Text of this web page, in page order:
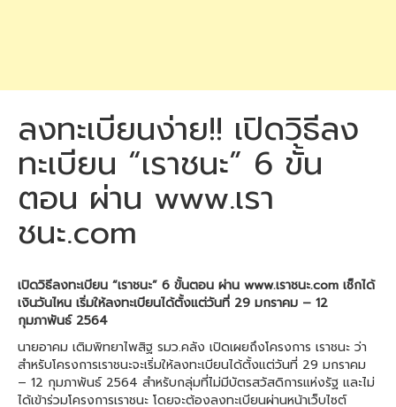
ลงทะเบียนง่าย!! เปิดวิธีลง
ทะเบียน “เราชนะ” 6 ขั้น
ตอน ผ่าน www.เรา
ชนะ.com
เปิดวิธีลงทะเบียน “เราชนะ” 6 ขั้นตอน ผ่าน www.เราชนะ.com เช็กได้
เงินวันไหน เริ่มให้ลงทะเบียนได้ตั้งแต่วันที่ 29 มกราคม – 12
กุมภาพันธ์ 2564
นายอาคม เติมพิทยาไพสิฐ รมว.คลัง เปิดเผยถึงโครงการ เราชนะ ว่า
สำหรับโครงการเราชนะจะเริ่มให้ลงทะเบียนได้ตั้งแต่วันที่ 29 มกราคม
– 12 กุมภาพันธ์ 2564 สำหรับกลุ่มที่ไม่มีบัตรสวัสดิการแห่งรัฐ และไม่
ได้เข้าร่วมโครงการเราชนะ โดยจะต้องลงทะเบียนผ่านหน้าเว็บไซต์